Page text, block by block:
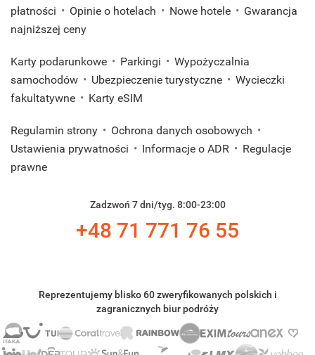
płatności
Opinie o hotelach Nowe hotele
Gwarancja
najniższej ceny
Karty podarunkowe Parkingi
Wypożyczalnia
samochodów
Ubezpieczenie turystyczne
Wycieczki
fakultatywne
Karty eSIM
Regulamin strony
Ochrona danych osobowych
Ustawienia prywatności
Informacje o ADR
Regulacje
prawne
Zadzwoń 7 dni/tyg. 8:00-23:00
+48 71 771 76 55
Reprezentujemy blisko 60 zweryfikowanych polskich i
zagranicznych biur podróży